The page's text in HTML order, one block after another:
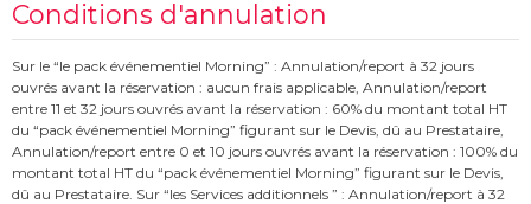
Conditions d'annulation
Sur le “le pack événementiel Morning” : Annulation/report à 32 jours
ouvrés avant la réservation : aucun frais applicable, Annulation/report
entre 11 et 32 jours ouvrés avant la réservation : 60% du montant total HT
du “pack événementiel Morning” figurant sur le Devis, dû au Prestataire,
Annulation/report entre 0 et 10 jours ouvrés avant la réservation : 100% du
montant total HT du “pack événementiel Morning” figurant sur le Devis,
dû au Prestataire. Sur “les Services additionnels ” : Annulation/report à 32